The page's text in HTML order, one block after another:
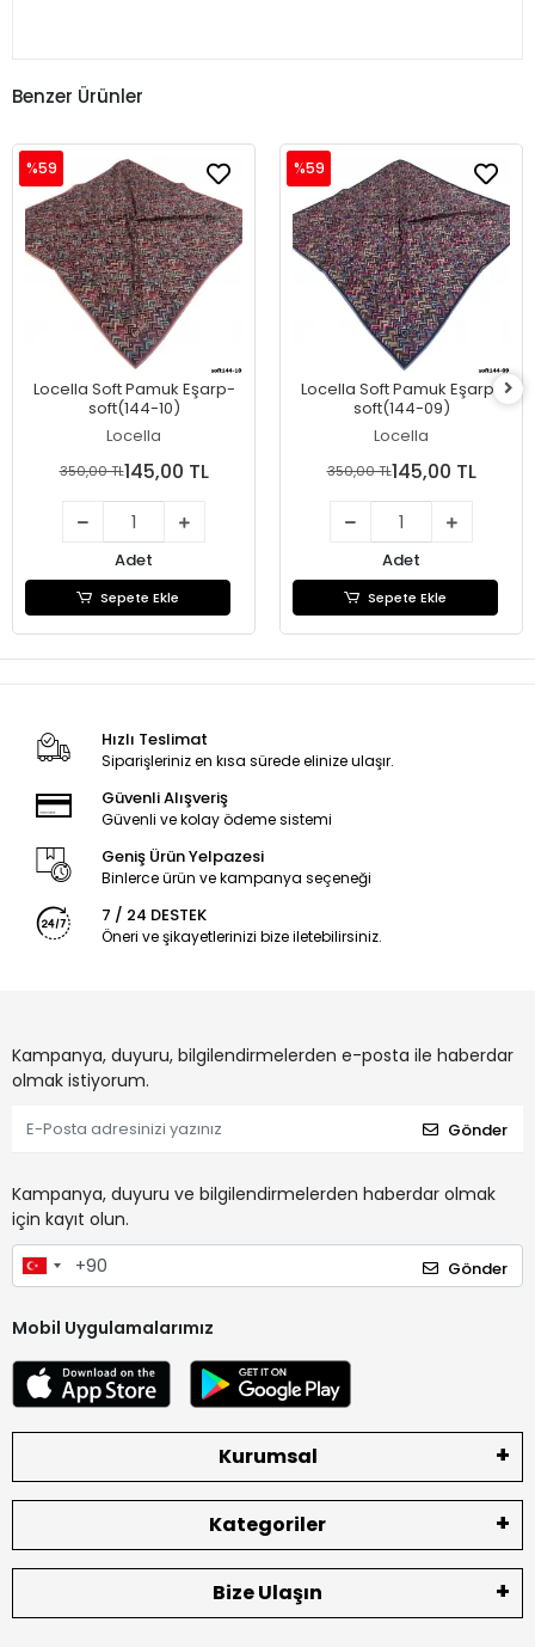
Benzer Ürünler
Locella Soft Pamuk Eşarp-
soft(144-10)
Locella
%59
350,00 TL145,00 TL
Adet
Sepete Ekle
Locella Soft Pamuk Eşarp-
soft(144-09)
Locella
%59
350,00 TL145,00 TL
Adet
Sepete Ekle
Hızlı Teslimat
Siparişleriniz en kısa sürede elinize ulaşır.
Güvenli Alışveriş
Güvenli ve kolay ödeme sistemi
Geniş Ürün Yelpazesi
Binlerce ürün ve kampanya seçeneği
7 / 24 DESTEK
Öneri ve şikayetlerinizi bize iletebilirsiniz.
Kampanya, duyuru, bilgilendirmelerden e-posta ile haberdar
olmak istiyorum.
Gönder
Kampanya, duyuru ve bilgilendirmelerden haberdar olmak
için kayıt olun.
Gönder
Mobil Uygulamalarımız
Kurumsal
Kategoriler
Bize Ulaşın